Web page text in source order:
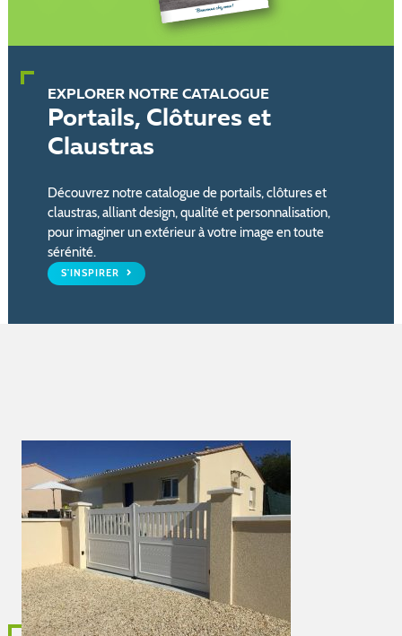
EXPLORER NOTRE CATALOGUE
Portails, Clôtures et
Claustras
Découvrez notre catalogue de portails, clôtures et
claustras, alliant design, qualité et personnalisation,
pour imaginer un extérieur à votre image en toute
sérénité.
S'INSPIRER